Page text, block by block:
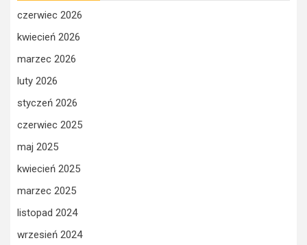
czerwiec 2026
kwiecień 2026
marzec 2026
luty 2026
styczeń 2026
czerwiec 2025
maj 2025
kwiecień 2025
marzec 2025
listopad 2024
wrzesień 2024